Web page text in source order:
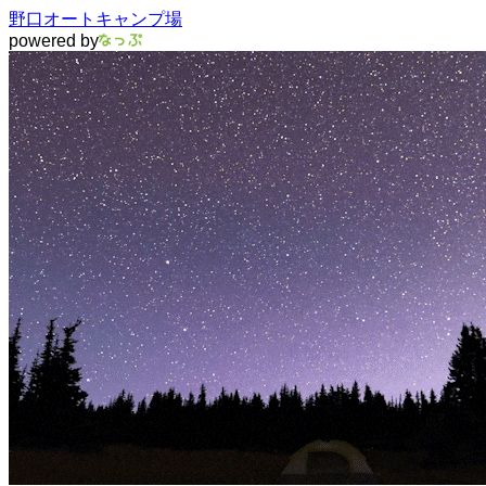
野口オートキャンプ場
powered by